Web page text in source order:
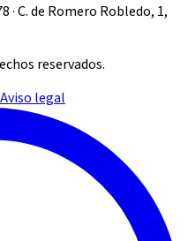
· C. de Romero Robledo, 1,
reservados.
Aviso legal